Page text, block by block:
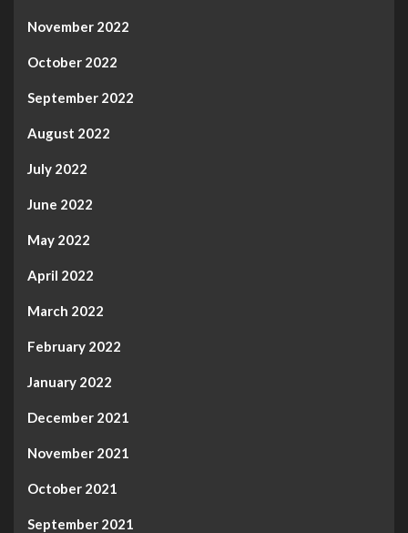
November 2022
October 2022
September 2022
August 2022
July 2022
June 2022
May 2022
April 2022
March 2022
February 2022
January 2022
December 2021
November 2021
October 2021
September 2021